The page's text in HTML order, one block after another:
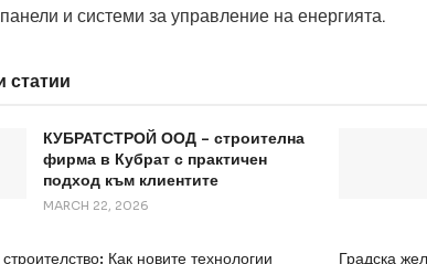
и системи за управление на енергията.
статии
КУБРАТСТРОЙ ООД – строителна
фирма в Кубрат с практичен
подход към клиентите
MARCH 22, 2026
Как новите технологии
Градска